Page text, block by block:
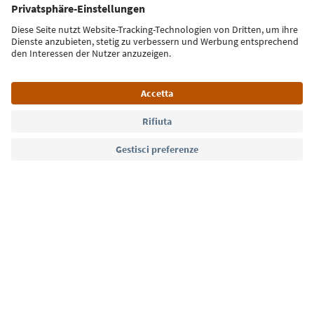
Iscriviti alla newsletter